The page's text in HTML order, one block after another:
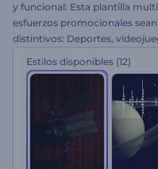
y funcional: Esta plantilla
esfuerzos promocionales
distintivos: Deportes,
nombre del anfitrión, el título
necesite tu podcast. ¡Pruébalo
Estilos disponibles (12)